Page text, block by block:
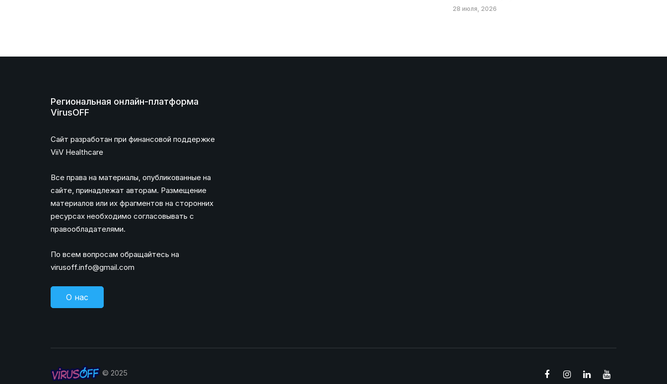
28 июля, 2026
Региональная онлайн-платформа
VirusOFF
Сайт разработан при финансовой поддержке
ViiV Healthcare
Все права на материалы, опубликованные на
сайте, принадлежат авторам. Размещение
материалов или их фрагментов на сторонних
ресурсах необходимо согласовывать с
правообладателями.
По всем вопросам обращайтесь на
virusoff.info@gmail.com
О нас
© 2025